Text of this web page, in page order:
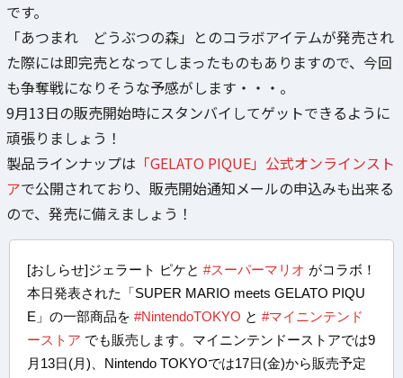
です。
「あつまれ どうぶつの森」とのコラボアイテムが発売され
た際には即完売となってしまったものもありますので、今回
も争奪戦になりそうな予感がします・・・。
9月13日の販売開始時にスタンバイしてゲットできるように
頑張りましょう！
製品ラインナップは 「GELATO PIQUE」公式オンラインスト
アで公開されており、販売開始通知メールの申込みも出来る
ので、発売に備えましょう！
[おしらせ]ジェラート ピケと #スーパーマリオ がコラボ！
本日発表された「SUPER MARIO meets GELATO PIQU
E」の一部商品を #NintendoTOKYO と #マイニンテンド
ーストア でも販売します。マイニンテンドーストアでは9
月13日(月)、Nintendo TOKYOでは17日(金)から販売予定